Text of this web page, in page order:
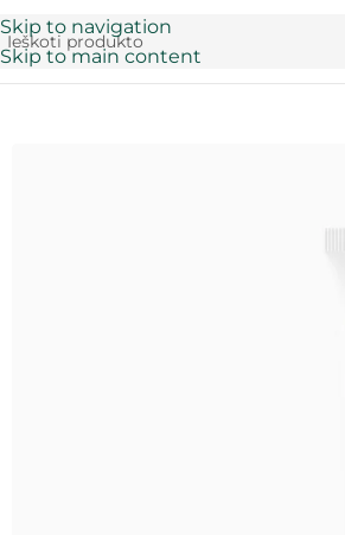
Skip to navigation
Skip to main content